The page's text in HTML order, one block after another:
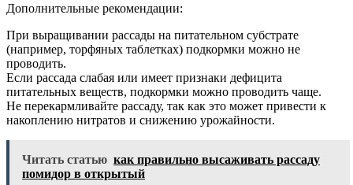
Дополнительные рекомендации:
При выращивании рассады на питательном субстрате
(например, торфяных таблетках) подкормки можно не
проводить.
Если рассада слабая или имеет признаки дефицита
питательных веществ, подкормки можно проводить чаще.
Не перекармливайте рассаду, так как это может привести к
накоплению нитратов и снижению урожайности.
Читать статью как правильно высаживать рассаду
помидор в открытый